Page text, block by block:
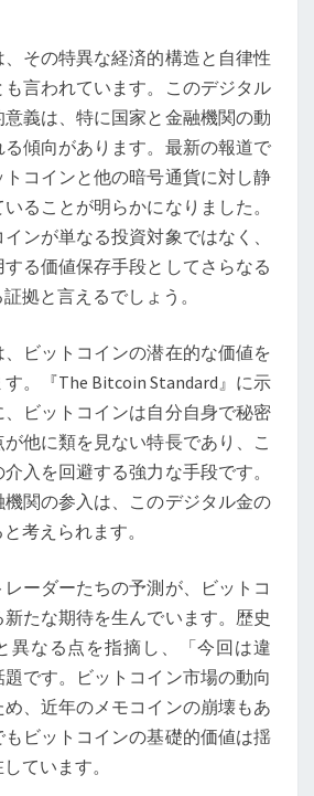
の
未
来:
シ
の
動
今
後
の
価
格
予
測
その特異な経済的構造と自律性
言われています。このデジタル
義は、特に国家と金融機関の動
傾向があります。最新の報道で
コインと他の暗号通貨に対し静
ることが明らかになりました。
ンが単なる投資対象ではなく、
る価値保存手段としてさらなる
拠と言えるでしょう。
ビットコインの潜在的な価値を
。『The Bitcoin Standard』に示
ビットコインは自分自身で秘密
他に類を見ない特長であり、こ
入を回避する強力な手段です。
関の参入は、このデジタル金の
考えられます。
ーダーたちの予測が、ビットコ
たな期待を生んでいます。歴史
異なる点を指摘し、「今回は違
です。ビットコイン市場の動向
、近年のメモコインの崩壊もあ
もビットコインの基礎的価値は揺
ています。